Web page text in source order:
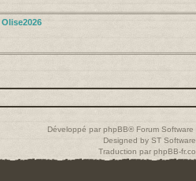
Olise2026
Développé par phpBB® Forum
Designed by ST Software
Traduction par phpBB-